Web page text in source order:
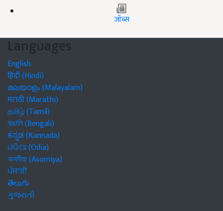
जॉब्स
Languages
English
हिंदी (Hindi)
മലയാളം (Malayalam)
मराठी (Marathi)
தமிழ் (Tamil)
বাঙালি (Bengali)
ಕನ್ನಡ (Kannada)
ଓଡିଆ (Odia)
অসমীয়া (Asomiya)
ਪੰਜਾਬੀ
తెలుగు
ગુજરાતી